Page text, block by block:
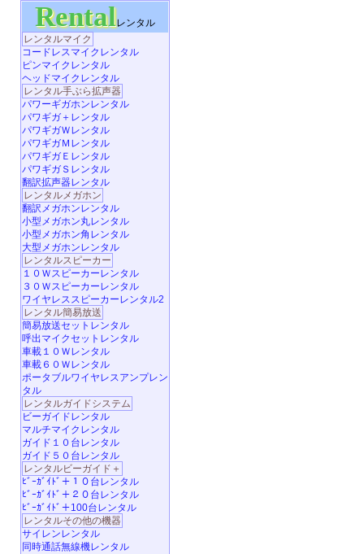
Rentalレンタル
レンタルマイク
コードレスマイクレンタル
ピンマイクレンタル
ヘッドマイクレンタル
レンタル手ぶら拡声器
パワーギガホンレンタル
パワギガ＋レンタル
パワギガＷレンタル
パワギガＭレンタル
パワギガＥレンタル
パワギガＳレンタル
翻訳拡声器レンタル
レンタルメガホン
翻訳メガホンレンタル
小型メガホン丸レンタル
小型メガホン角レンタル
大型メガホンレンタル
レンタルスピーカー
１０Ｗスピーカーレンタル
３０Ｗスピーカーレンタル
ワイヤレススピーカーレンタル2
レンタル簡易放送
簡易放送セットレンタル
呼出マイクセットレンタル
車載１０Ｗレンタル
車載６０Ｗレンタル
ポータブルワイヤレスアンプレン
タル
レンタルガイドシステム
ビーガイドレンタル
マルチマイクレンタル
ガイド１０台レンタル
ガイド５０台レンタル
レンタルビーガイド＋
ﾋﾞｰｶﾞｲﾄﾞ＋１０台レンタル
ﾋﾞｰｶﾞｲﾄﾞ＋２０台レンタル
ﾋﾞｰｶﾞｲﾄﾞ＋100台レンタル
レンタルその他の機器
サイレンレンタル
同時通話無線機レンタル